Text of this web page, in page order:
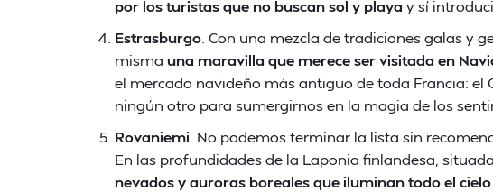
por los turistas que no buscan sol y playa y sí
Estrasburgo . Con una mezcla de tradiciones galas y
misma una maravilla que merece ser visitada en
el mercado navideño más antiguo de toda Francia: el
ningún otro para sumergirnos en la magia de los
Rovaniemi . No podemos terminar la lista sin
En las profundidades de la Laponia finlandesa,
nevados y auroras boreales que iluminan todo el